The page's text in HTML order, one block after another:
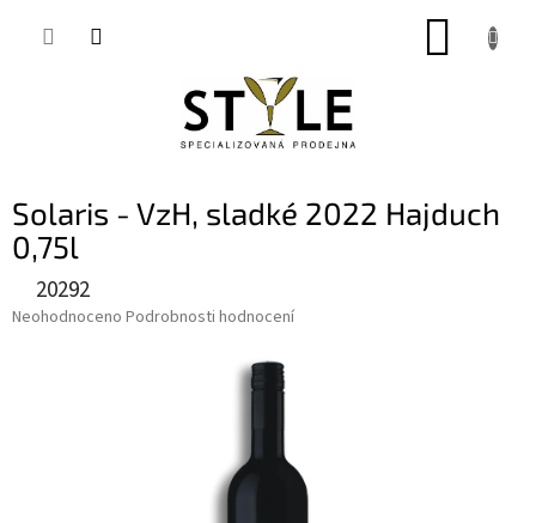
Solaris - VzH, sladké 2022 Hajduch
0,75l
20292
Průměrné
Neohodnoceno Podrobnosti hodnocení